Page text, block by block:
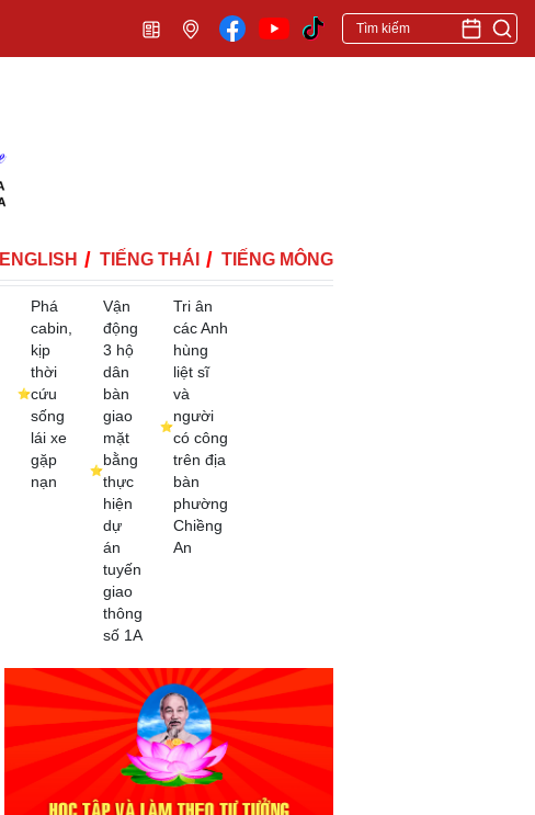
ENGLISH TIẾNG THÁI TIẾNG MÔNG
Phá
cabin,
kịp
thời
cứu
sống
lái xe
gặp
nạn
Vận
động
3 hộ
dân
bàn
giao
mặt
bằng
thực
hiện
dự
án
tuyến
giao
thông
số 1A
Tri ân
các Anh
hùng
liệt sĩ
và
người
có công
trên địa
bàn
phường
Chiềng
An